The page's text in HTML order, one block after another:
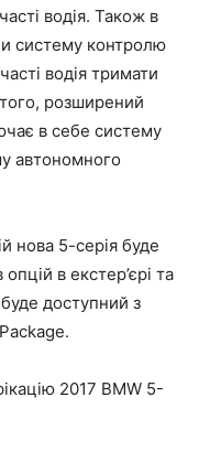
водія. Також в
систему контролю
водія тримати
розширений
в себе систему
автономного
нова 5-серія буде
в екстер’єрі та
буде доступний з
2017 BMW 5-